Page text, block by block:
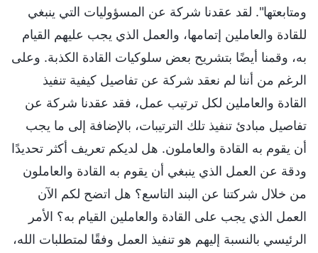
ومتابعتها". لقد عقدنا شركة عن المسؤوليات التي ينبغي
للقادة والعاملين إتمامها، والعمل الذي يجب عليهم القيام
به، وقمنا أيضًا بتشريح بعض سلوكيات القادة الكذبة. وعلى
الرغم من أننا لم نعقد شركة عن تفاصيل كيفية تنفيذ
القادة والعاملين لكل ترتيب عمل، فقد عقدنا شركة عن
تفاصيل مبادئ تنفيذ تلك الترتيبات، بالإضافة إلى ما يجب
أن يقوم به القادة والعاملون. هل لديكم تعريف أكثر تحديدًا
ودقة عن العمل الذي ينبغي أن يقوم به القادة والعاملون
من خلال شركتنا عن البند التاسع؟ هل اتضح لكم الآن
العمل الذي يجب على القادة والعاملين القيام به؟ الأمر
الرئيسي بالنسبة إليهم هو تنفيذ العمل وفقًا لمتطلبات الله،